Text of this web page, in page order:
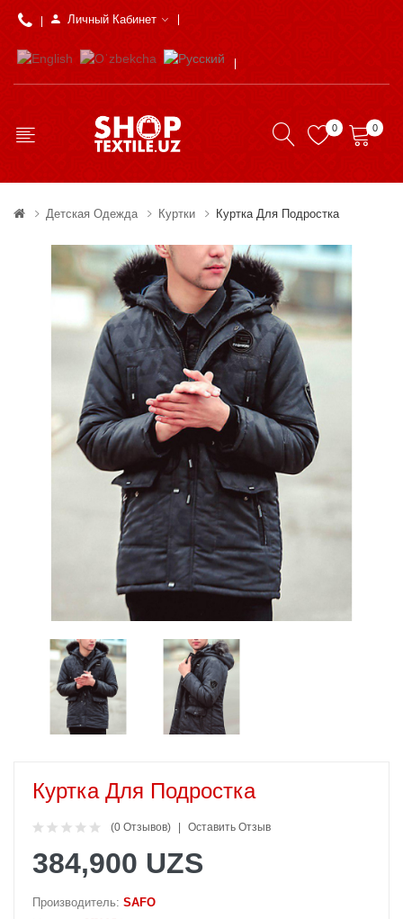
Личный Кабинет
0 0
Детская Одежда Куртки Куртка Для Подростка
Куртка Для Подростка
(0 Отзывов) Оставить Отзыв
384,900 UZS
Производитель: SAFO